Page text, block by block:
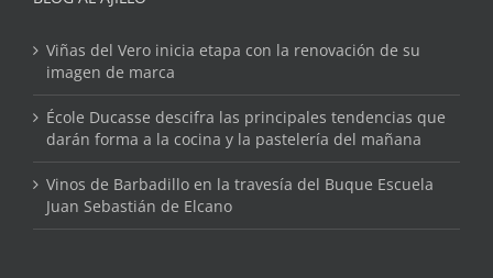
Viñas del Vero inicia etapa con la renovación de su
imagen de marca
École Ducasse descifra las principales tendencias que
darán forma a la cocina y la pastelería del mañana
Vinos de Barbadillo en la travesía del Buque Escuela
Juan Sebastián de Elcano